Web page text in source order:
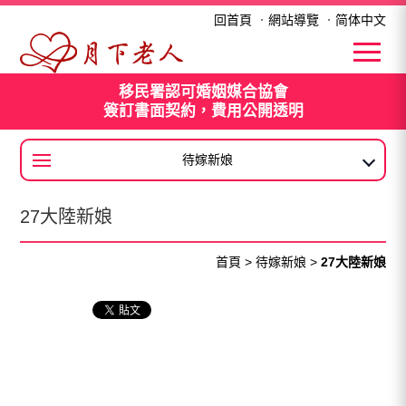
27大陸新娘
回首頁 ． 網站導覽． 简体中文
移民署認可婚姻媒合協會
簽訂書面契約，費用公開透明
待嫁新娘
大陸新娘
27大陸新娘
首頁 > 待嫁新娘 > 27大陸新娘